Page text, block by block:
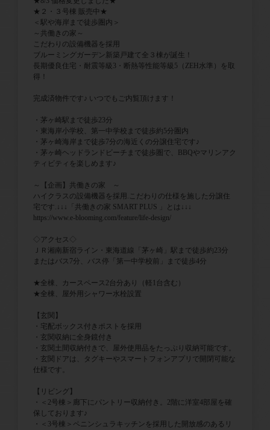
★２・３号棟 販売中★
＜駅や海岸まで徒歩圏内＞
～共働きの家～
こだわりの設備機器を採用
ブルーミングガーデン新築戸建て全３棟が誕生！
長期優良住宅・耐震等級3・断熱等性能等級5（ZEH水準）を取
得！
完成済物件です♪ いつでもご内覧頂けます！
・茅ヶ崎駅まで徒歩23分
・東海岸小学校、第一中学校まで徒歩約5分圏内
・茅ヶ崎海岸まで徒歩7分の海近くの分譲住宅です♪
・茅ヶ崎ヘッドランドビーチまで徒歩圏で、BBQやマリンアク
ティビティを楽しめます♪
～【企画】共働きの家 ～
ハイクラスの設備機器を採用.こだわりの仕様を施した分譲住
宅です.↓↓↓「共働きの家 SMART PLUS 」とは↓↓↓
https://www.e-blooming.com/feature/life-design/
◇アクセス◇
ＪＲ湘南新宿ライン・東海道線「茅ヶ崎」駅まで徒歩約23分
またはバス7分、バス停「第一中学校前」まで徒歩4分
★全棟、カースペース2台分あり（軽1台含む）
★全棟、屋外用シャワー水栓設置
【玄関】
・宅配ボックス付きポストを採用
・玄関収納に全身鏡付き
・玄関土間収納付きで、屋外使用品をたっぷり収納可能です。
・玄関ドアは、タグキーやスマートフォンアプリで開閉可能な
仕様です。
【リビング】
・＜2号棟＞廊下にパントリー収納付き。2階に洋室4部屋を確
保しております♪
・＜3号棟＞ペニンシュラキッチンを採用した開放感のあるリ